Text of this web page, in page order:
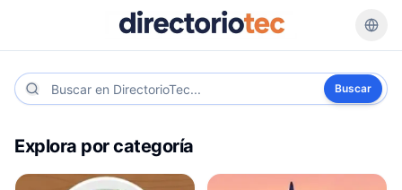
Buscar
Explora por categoría